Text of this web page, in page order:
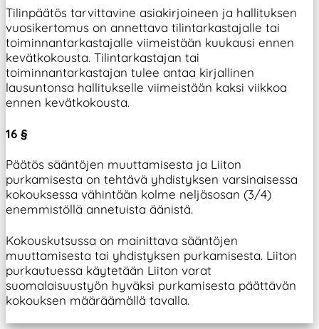
Tilinpäätös tarvittavine asiakirjoineen ja hallituksen
vuosikertomus on annettava tilintarkastajalle tai
toiminnantarkastajalle viimeistään kuukausi ennen
kevätkokousta. Tilintarkastajan tai
toiminnantarkastajan tulee antaa kirjallinen
lausuntonsa hallitukselle viimeistään kaksi viikkoa
ennen kevätkokousta.
16 §
Päätös sääntöjen muuttamisesta ja Liiton
purkamisesta on tehtävä yhdistyksen varsinaisessa
kokouksessa vähintään kolme neljäsosan (3/4)
enemmistöllä annetuista äänistä.
Kokouskutsussa on mainittava sääntöjen
muuttamisesta tai yhdistyksen purkamisesta. Liiton
purkautuessa käytetään Liiton varat
suomalaisuustyön hyväksi purkamisesta päättävän
kokouksen määräämällä tavalla.